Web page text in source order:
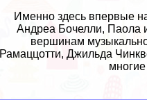
Именно здесь впервые
Андреа Бочелли, Паола
вершинам
Рамаццотти, Джильда
многие